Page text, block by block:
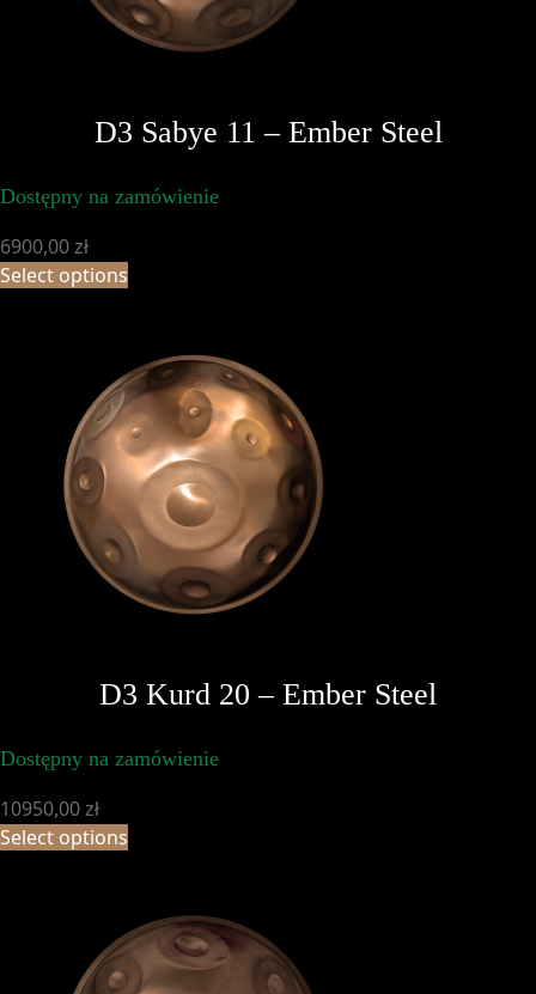
D3 Sabye 11 – Ember Steel
Dostępny na zamówienie
6900,00zł
Select options
D3 Kurd 20 – Ember Steel
Dostępny na zamówienie
10950,00zł
Select options